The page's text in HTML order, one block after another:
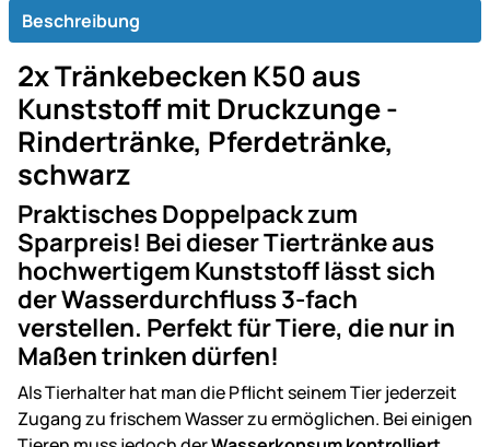
Beschreibung
2x Tränkebecken K50 aus
Kunststoff mit Druckzunge -
Rindertränke, Pferdetränke,
schwarz
Praktisches Doppelpack zum
Sparpreis! Bei dieser Tiertränke aus
hochwertigem Kunststoff lässt sich
der Wasserdurchfluss 3-fach
verstellen. Perfekt für Tiere, die nur in
Maßen trinken dürfen!
Als Tierhalter hat man die Pflicht seinem Tier jederzeit
Zugang zu frischem Wasser zu ermöglichen. Bei einigen